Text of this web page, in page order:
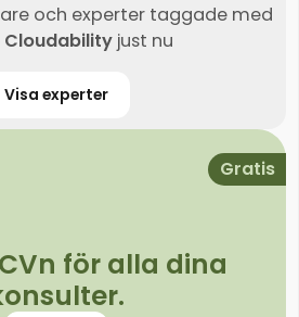
och experter taggade med
just nu
Visa experter
Gratis
för alla dina